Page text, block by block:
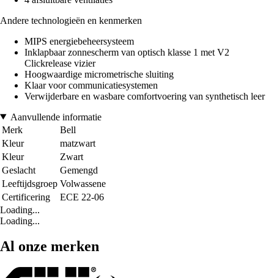
Andere technologieën en kenmerken
MIPS energiebeheersysteem
Inklapbaar zonnescherm van optisch klasse 1 met V2
Clickrelease vizier
Hoogwaardige micrometrische sluiting
Klaar voor communicatiesystemen
Verwijderbare en wasbare comfortvoering van synthetisch leer
Aanvullende informatie
Merk
Bell
Kleur
matzwart
Kleur
Zwart
Geslacht
Gemengd
Leeftijdsgroep Volwassene
Certificering
ECE 22-06
Loading...
Loading...
Al onze merken